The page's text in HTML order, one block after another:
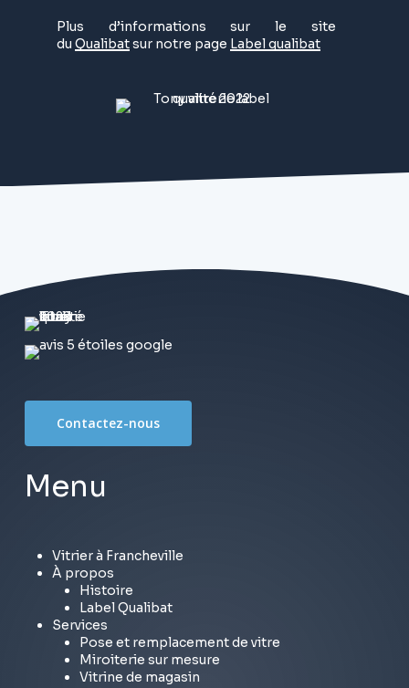
Plus d’informations sur le site
du Qualibatsur notre page Label qualibat
Contactez-nous
Menu
Vitrier à Francheville
À propos
Histoire
Label Qualibat
Services
Pose et remplacement de vitre
Miroiterie sur mesure
Vitrine de magasin